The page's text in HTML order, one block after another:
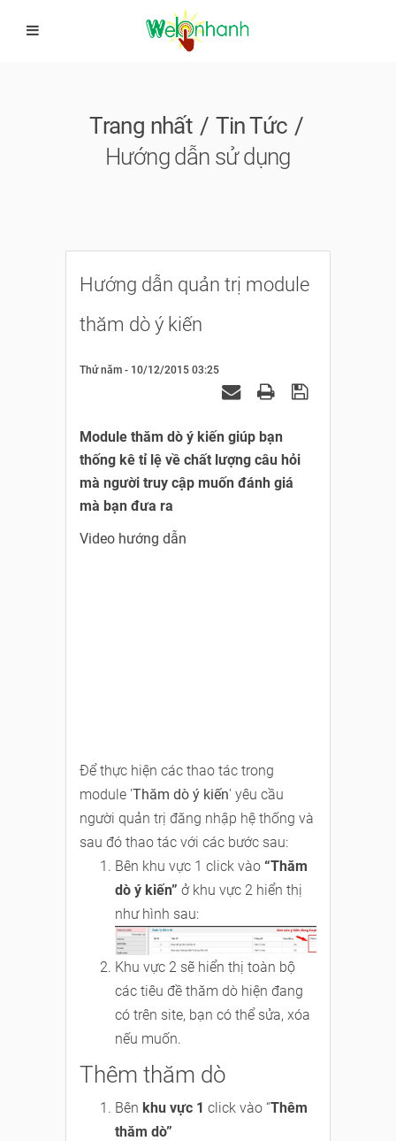
Trang nhất
Tin Tức
Hướng dẫn sử dụng
Hướng dẫn quản trị module
thăm dò ý kiến
Thứ năm - 10/12/2015 03:25
Module thăm dò ý kiến giúp bạn
thống kê tỉ lệ về chất lượng câu hỏi
mà người truy cập muốn đánh giá
mà bạn đưa ra
Video hướng dẫn
Để thực hiện các thao tác trong
module 'Thăm dò ý kiến' yêu cầu
người quản trị đăng nhập hệ thống và
sau đó thao tác với các bước sau:
Bên khu vực 1 click vào “Thăm
dò ý kiến” ở khu vực 2 hiển thị
như hình sau:
Khu vực 2 sẽ hiển thị toàn bộ
các tiêu đề thăm dò hiện đang
có trên site, bạn có thể sửa, xóa
nếu muốn.
Thêm thăm dò
Bên khu vực 1 click vào “Thêm
thăm dò”